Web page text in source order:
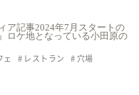
ア記事2024年7月スタートの
ロケ地となっている小田原の
ェ レストラン 穴場